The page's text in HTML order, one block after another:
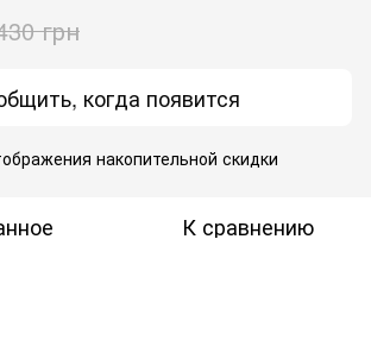
грн
когда появится
накопительной скидки
К сравнению